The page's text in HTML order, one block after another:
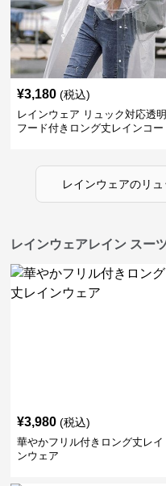
¥3,180 (税込)
レインウェア リュック対応透明
フード付きロング丈レインコー
レインウェアのリ
レインウェアレイン スー
¥3,980 (税込)
華やかフリル付きロング丈レイ
ンウェア